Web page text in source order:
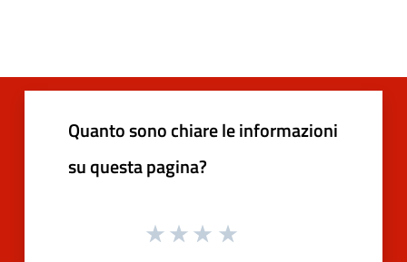
Quanto sono chiare le informazioni
su questa pagina?